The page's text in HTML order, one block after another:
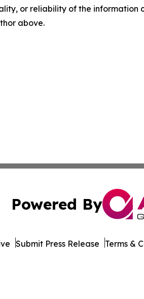
or reliability of the
above.
Powered By
Submit Press Release Terms &